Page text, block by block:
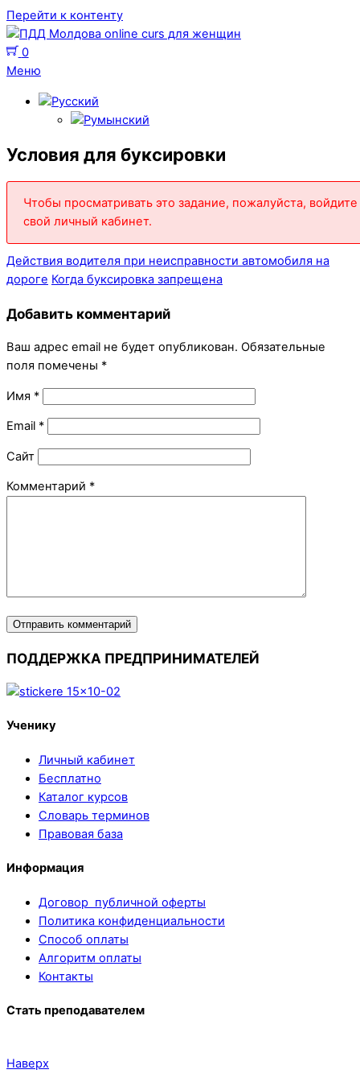
Перейти к контенту
0
Меню
Условия для буксировки
Чтобы просматривать это задание, пожалуйста, войдите
свой личный кабинет.
Действия водителя при неисправности автомобиля на
дороге Когда буксировка запрещена
Добавить комментарий
Ваш адрес email не будет опубликован. Обязательные
поля помечены *
Имя *
Email *
Сайт
Комментарий *
ПОДДЕРЖКА ПРЕДПРИНИМАТЕЛЕЙ
Ученику
Личный кабинет
Бесплатно
Каталог курсов
Словарь терминов
Правовая база
Информация
Договор публичной оферты
Политика конфиденциальности
Способ оплаты
Алгоритм оплаты
Контакты
Стать преподавателем
Наверх